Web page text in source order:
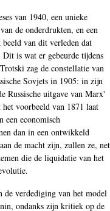
van 1940, een unieke
de onderdrukten, en een
van dit verleden dat
is wat er gebeurde tijdens
zag de constellatie van
Sovjets in 1905: in zijn
Russische uitgave van Marx'
voorbeeld van 1871 laat
een economisch
dan in een ontwikkeld
de macht zijn, zullen ze, net
die de liquidatie van het
verdediging van het model
ondanks zijn kritiek op de